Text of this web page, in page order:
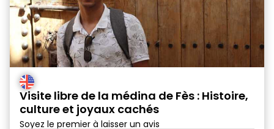
Visite libre de la médina de Fès : Histoire,
culture et joyaux cachés
Soyez le premier à laisser un avis